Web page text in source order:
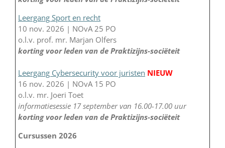
Leergang Sport en recht
10 nov. 2026 | NOvA 25 PO
o.l.v. prof. mr. Marjan Olfers
korting voor leden van de Praktizijns-sociëteit
Leergang Cybersecurity voor juristen NIEUW
16 nov. 2026 | NOvA 15 PO
o.l.v. mr. Joeri Toet
informatiesessie 17 september van 16.00-17.00 uur
korting voor leden van de Praktizijns-sociëteit
Cursussen 2026